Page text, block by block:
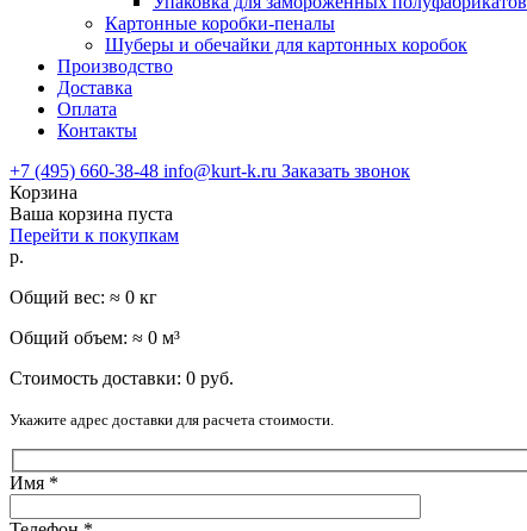
Картонные коробки-пеналы
Шуберы и обечайки для картонных коробок
Производство
Доставка
Оплата
Контакты
+7 (495) 660-38-48 info@kurt-k.ru Заказать звонок
Корзина
Ваша корзина пуста
Перейти к покупкам
р.
Общий вес: ≈ 0 кг
Общий объем: ≈ 0 м³
Стоимость доставки: 0 руб.
Укажите адрес доставки для расчета стоимости.
Имя *